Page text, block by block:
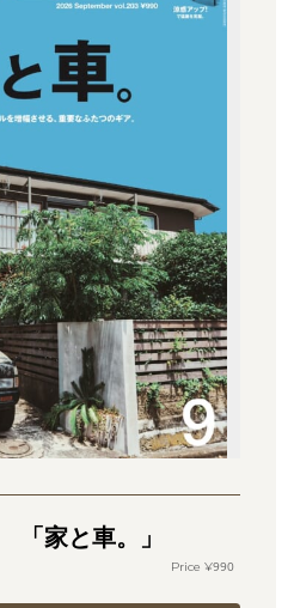
家と車。」
990